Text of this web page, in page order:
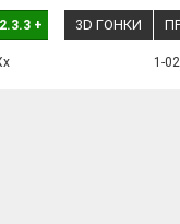
+ 3D ГОНКИ
1-